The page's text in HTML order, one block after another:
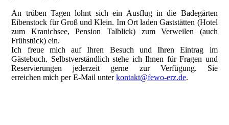
An trüben Tagen lohnt sich ein Ausflug in die Badegärten
Eibenstock für Groß und Klein. Im Ort laden Gaststätten (Hotel
zum Kranichsee, Pension Talblick) zum Verweilen (auch
Frühstück) ein.
Ich freue mich auf Ihren Besuch und Ihren Eintrag im
Gästebuch. Selbstverständlich stehe ich Ihnen für Fragen und
Reservierungen jederzeit gerne zur Verfügung. Sie
erreichen mich per E-Mail unterkontakt@fewo-erz.de.